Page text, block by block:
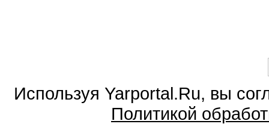
Используя Yarportal.Ru, вы
Политикой